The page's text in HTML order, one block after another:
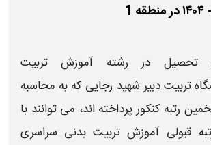
تحصیل در رشته آموزش تربیت
تربیت دبیر شهید رجایی که به محاسبه
رتبه کنکورپرداخته اند، می توانند با
قبولی آموزش تربیت بدنی سراسری